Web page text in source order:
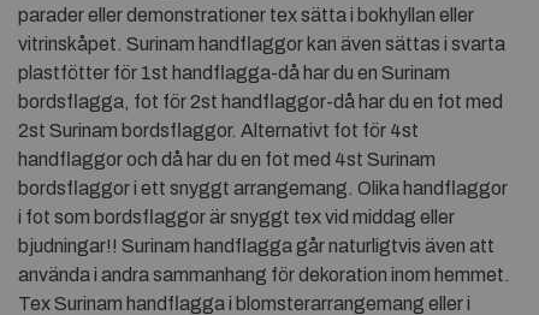
parader eller demonstrationer tex sätta i bokhyllan eller
vitrinskåpet. Surinam handflaggor kan även sättas i svarta
plastfötter för 1st handflagga-då har du en Surinam
bordsflagga, fot för 2st handflaggor-då har du en fot med
2st Surinam bordsflaggor. Alternativt fot för 4st
handflaggor och då har du en fot med 4st Surinam
bordsflaggor i ett snyggt arrangemang. Olika handflaggor
i fot som bordsflaggor är snyggt tex vid middag eller
bjudningar!! Surinam handflagga går naturligtvis även att
använda i andra sammanhang för dekoration inom hemmet.
Tex Surinam handflagga i blomsterarrangemang eller i